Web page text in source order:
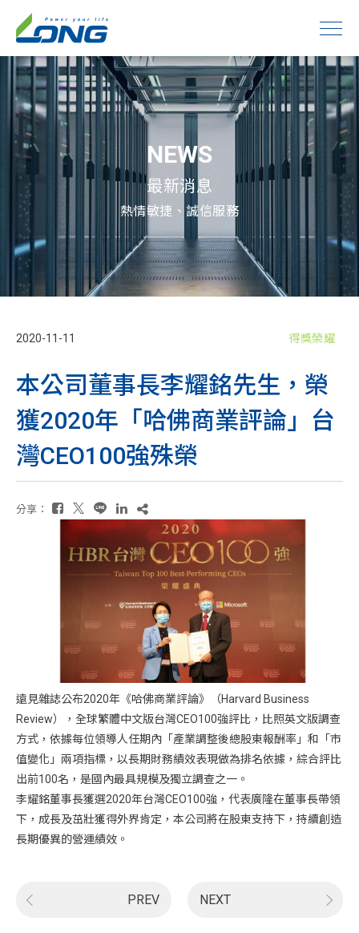
NEWS
最新消息
熱情敏捷、誠信服務
2020-11-11 得獎榮耀
本公司董事長李耀銘先生，榮
獲2020年「哈佛商業評論」台
灣CEO100強殊榮
分享：
遠見雜誌公布2020年《哈佛商業評論》（Harvard Business
Review），全球繁體中文版台灣CEO100強評比，比照英文版調查
方式，依據每位領導人任期內「產業調整後總股東報酬率」和「市
值變化」兩項指標，以長期財務績效表現做為排名依據，綜合評比
出前100名，是國內最具規模及獨立調查之一。
李耀銘董事長獲選2020年台灣CEO100強，代表廣隆在董事長帶領
下，成長及茁壯獲得外界肯定，本公司將在股東支持下，持續創造
長期優異的營運績效。
PREV NEXT